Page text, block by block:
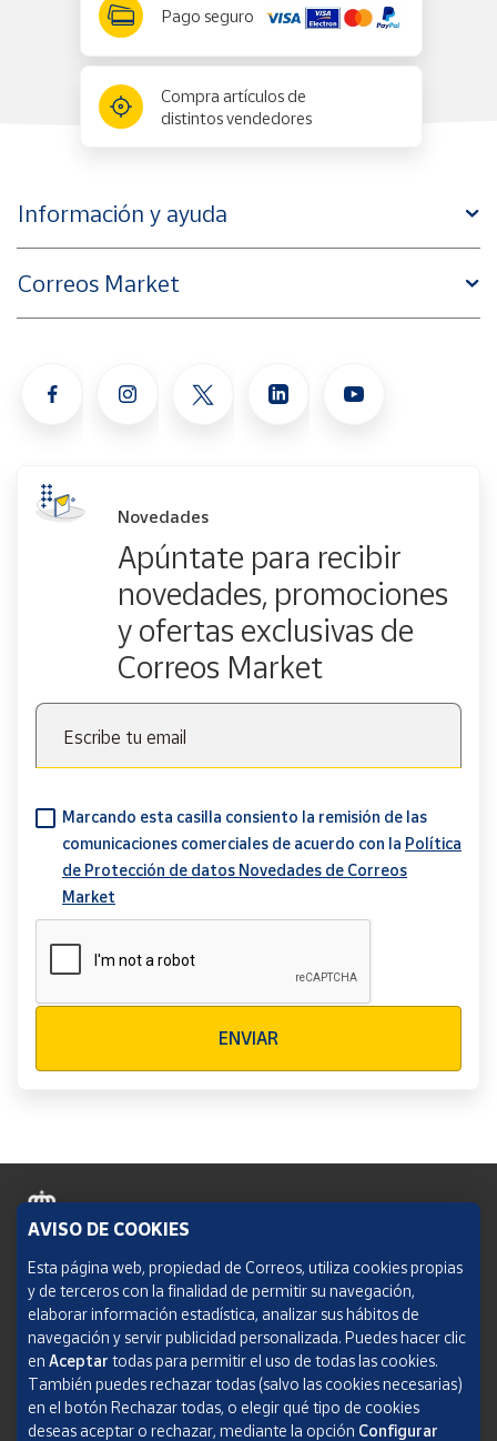
Pago seguro
Compra artículos de
distintos vendedores
Información y ayuda
Correos Market
Novedades
Apúntate para recibir
novedades, promociones
y ofertas exclusivas de
Correos Market
Escribe tu email
Marcando esta casilla consiento la remisión de las
comunicaciones comerciales de acuerdo con la Política
de Protección de datos Novedades de Correos
Market
ENVIAR
Política de cookies
Aviso legal
Condiciones del servicio
Política de Privacidad Web
AVISO DE COOKIES
Esta página web, propiedad de Correos, utiliza cookies propias
y de terceros con la finalidad de permitir su navegación,
elaborar información estadística, analizar sus hábitos de
navegación y servir publicidad personalizada. Puedes hacer clic
en Aceptar todas para permitir el uso de todas las cookies.
También puedes rechazar todas (salvo las cookies necesarias)
en el botón Rechazar todas, o elegir qué tipo de cookies
deseas aceptar o rechazar, mediante la opción Configurar